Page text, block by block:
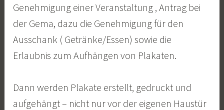
Genehmigung einer Veranstaltung , Antrag bei
der Gema, dazu die Genehmigung für den
Ausschank ( Getränke/Essen) sowie die
Erlaubnis zum Aufhängen von Plakaten.
Dann werden Plakate erstellt, gedruckt und
aufgehängt – nicht nur vor der eigenen Haustür